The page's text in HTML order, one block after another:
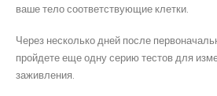
ваше тело соответствующие клетки.
Через несколько дней после
пройдете еще одну серию тестов для
заживления.